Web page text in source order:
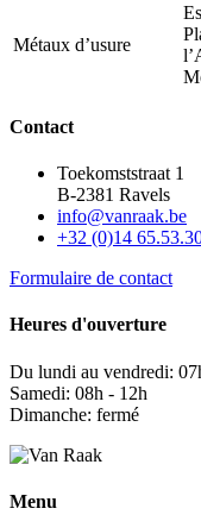
Métaux d’usure
Contact
Toekomststraat 1
B-2381 Ravels
info@vanraak.be
+32 (0)14
Formulaire de contact
Heures d'ouverture
Du lundi au vendredi:
Samedi: 08h - 12h
Dimanche: fermé
Menu